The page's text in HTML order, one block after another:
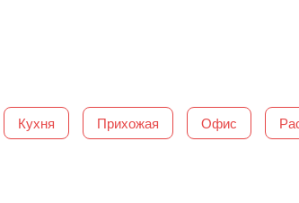
Кухня Прихожая Офис